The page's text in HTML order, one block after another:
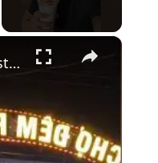
×
🍬 Unique! Dégustation de Palmyra Fruit Beams au Coco Macapuno au Marché de Phu Quoc 🏝️🥥 🌴✨